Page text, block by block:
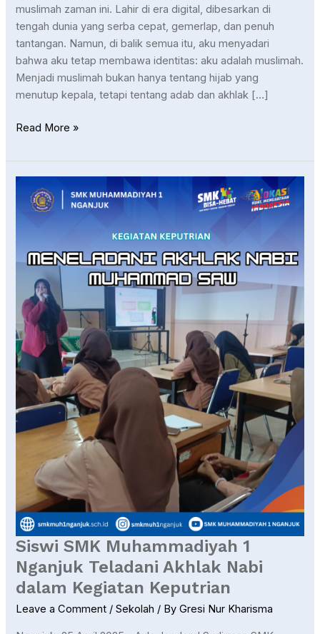
muslimah zaman ini. Lahir di era digital, dibesarkan di
tengah dunia yang serba cepat, gemerlap, dan penuh
tantangan. Namun, di balik semua itu, aku menyadari
bahwa aku tetap membawa identitas: aku adalah muslimah.
Menjadi muslimah bukan hanya tentang hijab yang
menutup kepala, tetapi tentang adab dan akhlak […]
Read More »
Siswi SMK Muhammadiyah 1
Nganjuk Teladani Akhlak Nabi
dalam Kegiatan Keputrian
Leave a Comment /Sekolah / ByGresi Nur Kharisma
SMK
Nganjuk
Akhlak
Nabi
dalam
Kegiatan
Keputrian